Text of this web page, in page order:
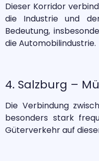
Dieser Korridor
die Industrie und
Bedeutung,
die Automobilindustrie.
4. Salzburg –
Die Verbindung
besonders stark
Güterverkehr auf